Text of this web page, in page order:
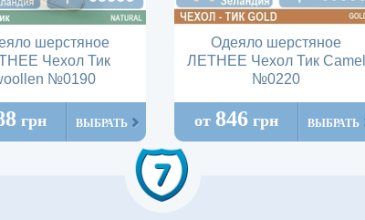
шерстяное
Чехол Тик
№0190
грн ВЫБРАТЬ
Одеяло шерстяное
ЛЕТНЕЕ Чехол Тик Camel
№0220
от 846грн ВЫБРАТЬ